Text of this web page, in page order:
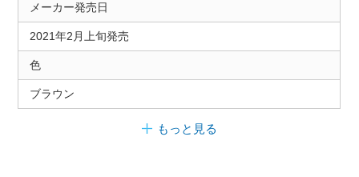
メーカー発売日
2021年2月上旬発売
色
ブラウン
もっと見る